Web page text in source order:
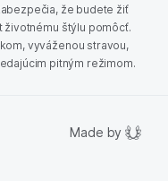
že budete žiť
životnému štýlu pomôcť.
vyváženou stravou,
pitným režimom.
Made by